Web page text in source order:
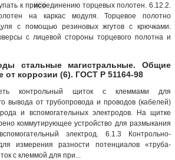
к присоединению торцевых полотен. 6.12.2.
на каркас модуля. Торцевое полотно
с помощью резиновых жгутов с крючками.
с лицевой стороны торцевого полотна и
стальные магистральные. Общие
от коррозии (6). ГОСТ Р 51164-98
контрольный щиток с клеммами для
вывода от трубопровода и проводов (кабелей)
и вспомогательных электродов. На щитке
коммутирующее устройство для размыкания
электрод. 6.1.3 Контрольно-
измерения разности потенциалов «труба-
с клеммой для при...